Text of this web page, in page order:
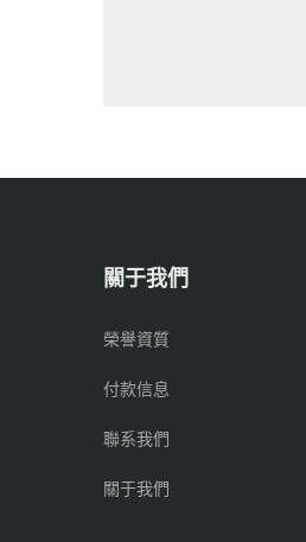
關于我們
榮譽資質
付款信息
聯系我們
關于我們